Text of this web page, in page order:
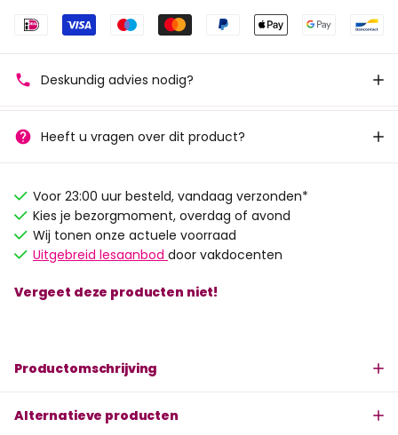
Deskundig advies nodig?
Heeft u vragen over dit product?
Voor 23:00 uur besteld, vandaag verzonden*
Kies je bezorgmoment, overdag of avond
Wij tonen onze actuele voorraad
Uitgebreid lesaanbod door vakdocenten
Vergeet deze producten niet!
Productomschrijving
Alternatieve producten